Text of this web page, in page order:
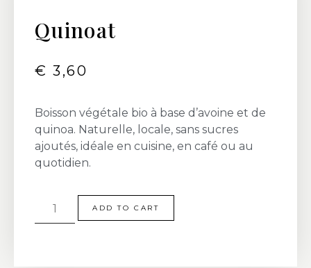
Quinoat
€ 3,60
Boisson végétale bio à base d’avoine et de
quinoa. Naturelle, locale, sans sucres
ajoutés, idéale en cuisine, en café ou au
quotidien.
ADD TO CART